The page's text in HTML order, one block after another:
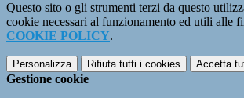
Questo sito o gli strumenti terzi da questo
cookie necessari al funzionamento ed utili alle
COOKIE POLICY.
Personalizza Rifiuta tutti i cookies Accetta
Gestione cookie